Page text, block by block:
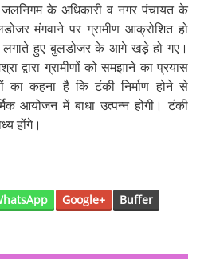
के अधिकारी व नगर पंचायत के
मंगवाने पर ग्रामीण आक्रोशित हो
लगाते हुए बुलडोजर के आगे खड़े हो गए।
द्वारा ग्रामीणों को समझाने का प्रयास
का कहना है कि टंकी निर्माण होने से
आयोजन में बाधा उत्पन्न होगी। टंकी
होंगे।
Google+
Buffer